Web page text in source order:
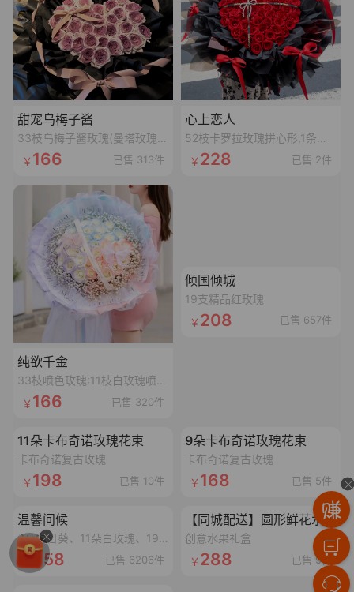
甜宠乌梅子酱
33枝乌梅子酱玫瑰(曼塔玫瑰喷乌梅子酱漆,拼心形),裸粉色蝴蝶结,裸粉色丝袋绕一圈,1条灯串
166 已售 313件
心上恋人
52枝卡罗拉玫瑰拼心形,1条十字黑色丝带,1个珍珠蝴蝶结,1张精美卡片(样式随机)
228 已售 2件
纯欲千金
33枝喷色玫瑰:11枝白玫瑰喷碎冰蓝漆,11枝白玫瑰喷丁香紫漆,11枝白玫瑰喷香妃粉漆,搭配3个同色满天星,1条丝带,2个鱼尾纱蝴蝶结,1个灯串
166 已售 320件
倾国倾城
19支精品红玫瑰
208 已售 657件
加载失败,点击重试
11朵卡布奇诺玫瑰花束
卡布奇诺复古玫瑰
198 已售 10件
加载失败,点击重试
9朵卡布奇诺玫瑰花束
卡布奇诺复古玫瑰
168 已售 5件
加载失败,点击重试
温馨问候
3朵向日葵、11朵白玫瑰、19朵香槟玫瑰抱抱桶
358 已售 6206件
加载失败,点击重试
【同城配送】圆形鲜花水果礼盒
创意水果礼盒
288 已售 9件